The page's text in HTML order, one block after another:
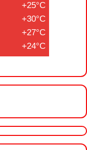
+25°C
+30°C
+27°C
+24°C